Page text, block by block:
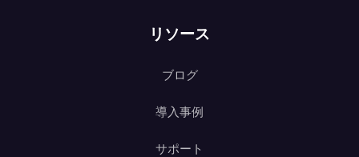
リソース
ブログ
導入事例
サポート